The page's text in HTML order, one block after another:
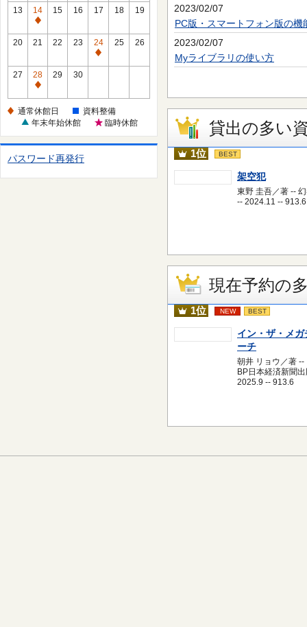
常
休
館
13
14
通
常
館
日
15 16 17 18 19
20 21 22 23
24
通
館
日
25 26
27
28
通
休
日
29 30
通常休館日
資料整備
年末年始休館
臨時休館
パスワード再発行
2023/02/07
PC版・スマートフォン版の機
2023/02/07
Myライブラリの使い方
貸出の多い
1位 BEST
架空犯
東野 圭吾／著 --
-- 2024.11 -- 913.6
現在予約の
1位 NEW BEST
イン・ザ・メガ
ーチ
朝井 リョウ／著 --
BP日本経済新聞
2025.9 -- 913.6